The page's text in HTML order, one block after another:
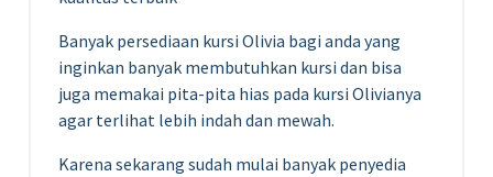
Banyak persediaan kursi Olivia bagi anda yang
inginkan banyak membutuhkan kursi dan bisa
juga memakai pita-pita hias pada kursi Olivianya
agar terlihat lebih indah dan mewah.
Karena sekarang sudah mulai banyak penyedia